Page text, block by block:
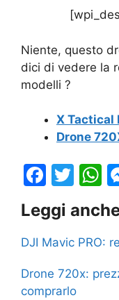
Niente, questo
dici di vedere la
modelli ?
X Tactical
Drone
F
c
e
b
o
T
itt
er
h
s
A
p
Leggi
DJI Mavic PRO:
Drone 720x:
comprarlo